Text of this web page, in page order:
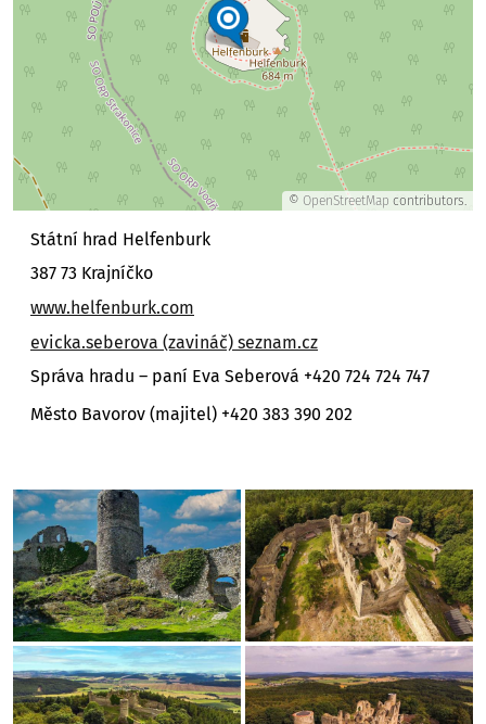
© OpenStreetMap contributors.
Státní hrad Helfenburk
387 73 Krajníčko
www.helfenburk.com
evicka.seberova (zavináč) seznam.cz
Správa hradu – paní Eva Seberová +420 724 724 747
Město Bavorov (majitel) +420 383 390 202